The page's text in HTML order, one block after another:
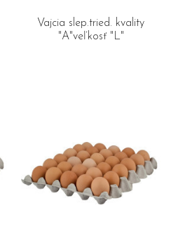
Vajcia slep.tried. kvality
"A"veľkosť "L"